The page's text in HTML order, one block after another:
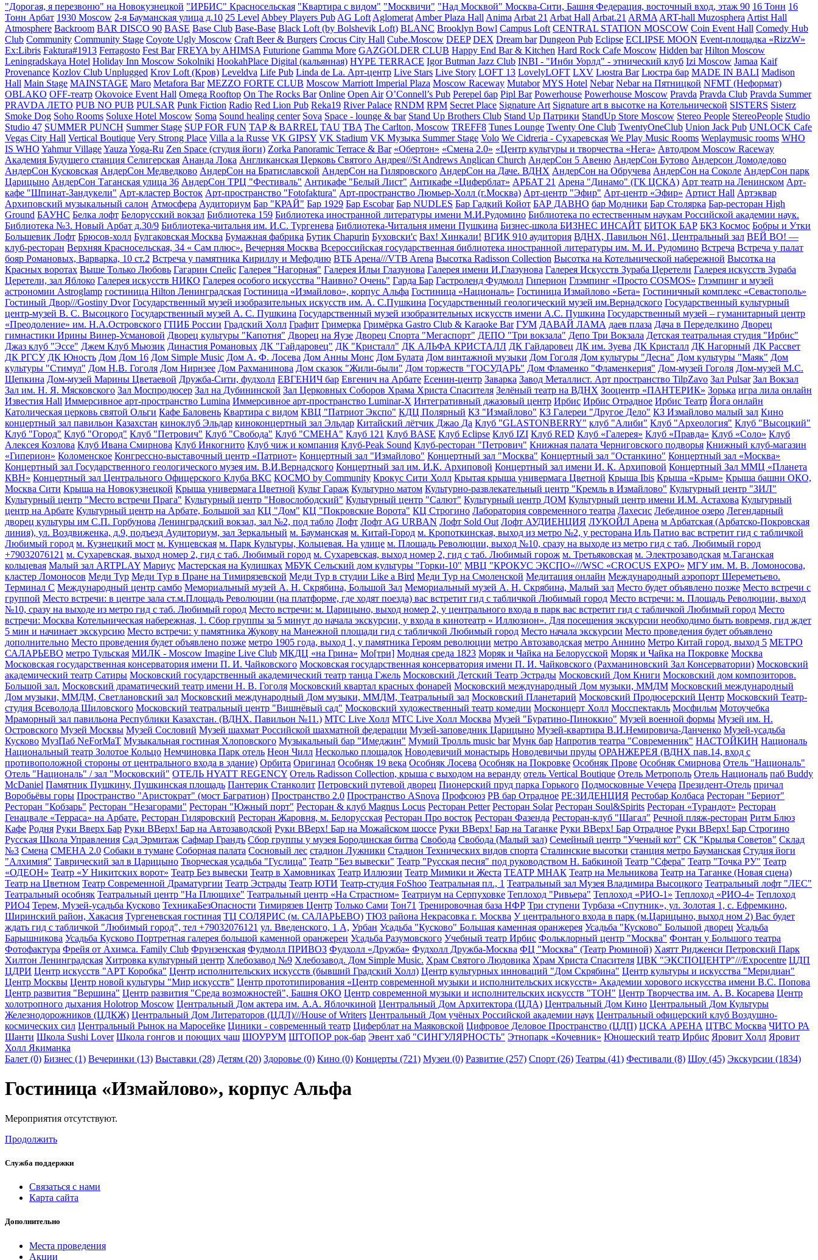
"Дорогая, я перезвоню" на Новокузнецкой "ИРБИС" Красносельская "Квартира с видом" "Москвичи" "Над Москвой" Москва-Сити, Башня Федерация, восточный вход, этаж 90 16 Тонн 16
Тонн Арбат 1930 Moscow 2-я Бауманская улица д.10 25 Level Abbey Players Pub AG Loft Aglomerat Amber Plaza Hall Anima Arbat 21 Arbat Hall Arbat.21 ARMA ART-hall Muzosphera Artist Hall
Atmosphere Backroom BAR DISCO 90 BASE Base Club Base-Base Black Loft (by Bolshevik Loft) BLANC Brooklyn Bowl Campus Loft CENTRAL STATION MOSCOW Coin Event Hall Comedy Hub
Club Community Community Stage Coyote Ugly Moscow Craft Beer & Burgers Crocus City Hall Cube.Moscow DEEP DEX Dream bar Dungeon Pub Eclipse ECLIPSE MOON Event-площадка «RizzW»
Ex:Libris Faktura#1913 Ferragosto Fest Bar FREYA by AHIMSA Futurione Gamma More GAZGOLDER CLUB Happy End Bar & Kitchen Hard Rock Cafe Moscow Hidden bar Hilton Moscow
Leningradskaya Hotel Holiday Inn Moscow Sokolniki HookahPlace Digital (кальянная) HYPE TERRACE Igor Butman Jazz Club INBI - "Инби Уорлд" - этнический клуб Izi Moscow Jamaa Kaif
Provenance Kozlov Club Unplugged Krov Loft (Кров) Leveldva Life Pub Linda de La. Арт-центр Live Stars Live Story LOFT 13 LovelyLOFT LXV Lюstra Bar Lюстра бар MADE IN BALI Madison
Hall Main Stage MAINSTAGE Maro Metafora Bar MEZZO FORTE CLUB Moscow Marriott Imperial Plaza Moscow Raceway Mutabor MYS Hotel Nebar Nebar на Пятницкой NFMT (Неформат)
OBLAKO OFF-театр Okovoice Event Hall Omega Rooftop On The Rocks Bar Online Open Air O’Connell’s Pub Perepel бар Pipl Bar Powerhouse Powerhouse Moscow Pravda Pravda Club Pravda Summer
PRAVDA ЛЕТО PUB NO PUB PULSAR Punk Fiction Radio Red Lion Pub Reka19 River Palace RNDM RPM Secret Place Signature Art Signature art в высотке на Котельнической SISTERS Sisterz
Smoke Dog Soho Rooms Soluxe Hotel Moscow Soma Sound healing center Sova Space - lounge & bar Stand Up Brothers Club Stand Up Патрики StandUp Store Moscow Stereo People StereoPeople Studio
Studio 47 SUMMER PUNCH Summer Stage SUP FOR FUN TAP & BARREL TAU TBA The Carlton, Moscow TREFF8 Tunes Lounge Twenty One Club TwentyOneClub Union Jack Pub UNLOCK Cafe
Vegas City Hall Vertical Boutique Very Strong Place Villa a la Russe VK GIPSY VK Stadium VK Музыка Summer Stage Volo We Cidreria - Сухаревская We Play Music Rooms Weplaymusic rooms WHO
IS WHO Yahmur VillageYauza Yoga-Ru Zen Space (студия йоги) Zorka Panoramic Terrace & Bar «Обертон» «Смена 2.0» «Центр культуры и творчества «Нега» Автодром Moscow Raceway
Академия Будущего станция Селигерская Ананда Лока Англиканская Церковь Святого Андрея///St Andrews Anglican Church АндерСон 5 Авеню АндерСон Бутово Андерсон Домодедово
АндерСон Кусковская АндерСон Медведково АндерСон на Братиславской АндерСон на Гиляровского АндерСон на Даче. ВДНХ АндерСон на Обручева АндерСон на Соколе АндерСон парк
Царицыно АндерСон Таганская улица 36 АндерСон ТРЦ "Фестиваль" Антикафе "Белый Лист" Антикафе «Циферблат» АРБАТ 21 Арена "Динамо" (ГК ЦСКА) Арт театр на Ленинском Арт-
кафе "Шпинат-Зандукели" Арт-кластер Восток Арт-пространство "Fotofaktura" Арт-пространство Люмьер-Холл (г.Москва) Арт-центр "Эфир" Арт-центр «Эфир» Артист Hall Артэквар
Архиповский музыкальный салон Атмосфера Аудиториум Бар "КРАЙ" Бар 1929 Бар Escobar Бар NUDLES Бар Гадкий Койот БАР ДАВНО бар Модники Бар Столярка Бар-ресторан High
Ground БАУНС Белка лофт Белорусский вокзал Библиотека 159 Библиотека иностранной литературы имени М.И.Рудомино Библиотека по естественным наукам Российской академии наук.
Библиотека №3. Новый Арбат д.30/9 Библиотека-читальня им. И.С. Тургенева Библиотека-Читальня имени Пушкина Бизнес-школа БИЗНЕС ИНСАЙТ БИТОК БАР БКЗ Космос Бобры и Утки
Большевик Лофт Брюсов-холл Булгаковская Москва Бумажная фабрика Бутик Chapurin Буховски'с Вах! Хинкали! ВГИК 910 аудитория ВДНХ, Павильон N61, Центральный зал ВЕЙ ВО! —
клуб-ресторан Верхняя Красносельская, 34 « Сам плюс». Вечерняя Москва Всероссийская государственная библиотека иностранной литературы им. М. И. Рудомино Встреча Встреча у палат
бояр Романовых, Варварка, 10 ст.2 Встреча у памятника Кириллу и Мефодию ВТБ Арена///VTB Arena Высотка Radisson Collection Высотка на Котельнической набережной Высотка на
Красных воротах Выше Только Любовь Гагарин Спейс Галерея "Нагорная" Галерея Ильи Глазунова Галерея имени И.Глазунова Галерея Искусств Зураба Церетели Галерея искусств Зураба
Церетели, зал Яблоко Галерея искусств НИКО Галерея особого искусства "Наивно? Очень" Гарда Бар Гастроленд Фудмолл Гиперион Глэмпинг «Просто COSMOS» Глэмпинг и музей
астрономии Astroglamp гостиница Hilton Ленинградская Гостиница «Измайлово», корпус Альфа Гостиница «Националь» Гостиница Измайлово «Бета» Гостиничный комплекс «Севастополь»
Гостиный Двор///Gostiny Dvor Государственный музей изобразительных искусств им. А. С.Пушкина Государственный геологический музей им.Вернадского Государственный культурный
центр-музей В. С. Высоцкого Государственный музей А. С. Пушкина Государственный музей изобразительных искусств имени А.С. Пушкина Государственный музей – гуманитарный центр
«Преодоление» им. Н.А.Островского ГПИБ России Градский Холл Графит Гримерка Гримёрка Gastro Club & Karaoke Bar ГУМ ДАВАЙ ЛАМА даев плаза Дача в Переделкино Дворец
гимнастики Ирины Винер-Усмановой Дворец культуры "Капотня" Дворец на Яузе Дворец Спорта "Мегаспорт" ДЕПО "Три вокзала" Депо Три Вокзала Детская театральная студия "Ирбис"
Джаз клуб "Эссе" Джем Клуб Мьюзик Династия Романовых ДК "Гайдаровец" ДК "Кристалл" ДК АЛЬФА КРИСТАЛЛ ДК Гайдаровец ДК им. Зуева ДК Кристалл ДК Нагорный ДК Рассвет
ДК РГСУ ДК Юность Дом Дом 16 Дом Simple Music Дом А. Ф. Лосева Дом Анны Монс Дом Булата Дом винтажной музыки Дом Гоголя Дом культуры "Десна" Дом культуры "Маяк" Дом
культуры "Стимул" Дом Н.В. Гоголя Дом Нирнзее Дом Рахманинова Дом сказок "Жили-были" Дом торжеств "ГОСУДАРЬ" Дом Фламенко "Фламенкерия" Дом-музей Гоголя Дом-музей М.С.
Щепкина Дом-музей Марины Цветаевой Дружба-Сити, фудхолл ЕВГЕНИЧ бар Евгенич на Арбате Есенин-центр Заварка Завод Металлист. Арт пространство TilpZavo Зал Pulsar Зал Вокзал
Зал им. Н. Я. Мясковского Зал Моспродюсер Зал на Дубининской Зал Церковных Соборов Храма Христа Спасителя Зелёный театр на ВДНХ Зооцентр «ПАНТЕРИК» Зорька игра лила онлайн
Известия Hall Иммерсивное арт-пространство Lumina Иммерсивное арт-пространство Luminar-X Интегративный джазовый центр Ирбис Ирбис Отрадное Ирбис Театр Йога онлайн
Католическая церковь святой Ольги Кафе Баловень Квартира с видом КВЦ "Патриот Экспо" КДЦ Полярный КЗ "Измайлово" КЗ Галереи "Другое Дело" КЗ Измайлово малый зал Кино
концертный зал павильон Казахстан киноклуб Эльдар киноконцертный зал Эльдар Китайский лётчик Джао Да Клуб "GLASTONBERRY" клуб "Алиби" Клуб "Археология" Клуб "Высоцкий"
Клуб "Город" Клуб "Огород" Клуб "Петрович" Клуб "Свобода" Клуб "СМЕНА" Клуб 121 Клуб BASE Клуб Eclipse Клуб IZI Клуб RED Клуб «Галерея» Клуб «Правда» Клуб «Соло» Клуб
Алексея Козлова Клуб Ивана Смирнова Клуб Инкогнито Клуб чиж и компания Клуб-Peak Sound Клуб-ресторан "Петрович" Книжная палата Черниговского подворья Книжный клуб-магазин
«Гиперион» Коломенское Конгрессно-выставочный центр «Патриот» Концертный зал "Измайлово" Концертный зал "Москва" Концертный зал "Останкино" Концертный зал «Москва»
Концертный зал Государственного геологического музея им. В.И.Вернадского Концертный зал им. И.К. Архиповой Концертный зал имени И. К. Архиповой Концертный Зал ММЦ «Планета
КВН» Концертный зал Центрального Офицерского Клуба ВКС КОСМО by Community Крокус Сити Холл Крытая крыша универмага Цветной Крыша Ibis Крыша «Крым» Крыша башни ОКО,
Москва Сити Крыша на Новокузнецкой Крыша универмага Цветной Культ Гараж Культурно матом Культурно-развлекательный центр "Кремль в Измайлово" Культурный центр "ЗИЛ"
Культурный центр "Место встречи Прага" Культурный центр "Новослободский" Культурный центр "Салют" Культурный центр ДОМ Культурный центр имени И.М. Астахова Культурный
центр на Арбате Культурный центр на Арбате, Большой зал КЦ "Дом" КЦ "Покровские Ворота" КЦ Строгино Лаборатория современного театра Лахесис Лебединое озеро Легендарный
дворец культуры им С.П. Горбунова Ленинградский вокзал, зал №2, под табло Лофт Лофт AG URBAN Лофт Sold Out Лофт АУДИЕНЦИЯ ЛУКОЙЛ Арена м Арбатская (Арбатско-Покровская
линия), ул. Воздвиженка, д.9, подъезд Аудиториум, зал Зеркальный м. Бауманская м. Китай-Город м. Кропоткинская, выход из метро №2, у ресторана Иль Патио вас встретит гид с табличкой
Любимый город м. Кузнецкий мост м. Кунцевская м. Парк Культуры, Кольцевая. На улице м. Площадь Революции, выход №10, сразу на выходе из метро гид с таб. Любимый город
+79032076121 м. Сухаревская, выход номер 2, гид с таб. Любимый город м. Сухаревская, выход номер 2, гид с таб. Любимый горож м. Третьяковская м. Электрозаводская м.Таганская
кольцевая Малый зал ARTPLAY Мариус Мастерская на Кулишках МБУК Сельский дом культуры "Горки-10" МВЦ "КРОКУС ЭКСПО«///WSC «CROCUS EXPO» МГУ им. М. В. Ломоносова,
кластер Ломоносов Меди Тур Меди Тур в Пране на Тимирязевской Меди Тур в студии Like a Bird Меди Тур на Смоленской Медитация онлайн Международный аэропорт Шереметьево.
Терминал С Международный центр самбо Мемориальный музей А. Н. Скрябина, Большой Зал Мемориальный музей А. Н. Скрябина, Малый зал Место будет объявлено позже Место встречи с
группой Место встречи: в центре зала ст.м.Площадь Революции (на платформе, где ходят поезда) вас встретит гид с табличкой Любимый город Место встречи: м. Площадь Революции, выход
№10, сразу на выходе из метро гид с таб. Любимый город Место встречи: м. Царицыно, выход номер 2, у центрального входа в парк вас встретит гид с табличкой Любимый город Место
встречи: Москва Котельническая набережная, 1. Сбор группы за 5 минут до начала экскурсии, у входа в кинотеатр « Иллюзион». Для посещения экскурсии необходимо быть вовремя, гид ждет
5 мин и начинает экскурсию Место встречи: у памятника Жукову на Манежной площади гид с табличкой Любимый город Место начала экскурсии Место проведения будет объявлено
дополнительно Место проведения будет объявлено позже метро 1905 года, выход 1, у памятника Героям революции метро Автозаводская метро Аннино Метро Китай город, выход 5 МЕТРО
САЛАРЬЕВО метро Тульская МИЛК - Moscow Imagine Live Club МКДЦ «на Грина» Мо[три] Модная среда 1823 Моряк и Чайка на Белорусской Моряк и Чайка на Покровке Москва
Московская государственная консерватория имени П. И. Чайковского Московская государственная консерватория имени П. И. Чайковского (Рахманиновский Зал Консерватории) Московский
академический театр Сатиры Московский государственный академический театр танца Гжель Московский Детский Театр Эстрады Московский Дом Книги Московский дом композиторов.
Большой зал. Московский драматический театр имени Н. В. Гоголя Московский квартал красных фонарей Московский международный Дом музыки, ММДМ Московский международный
Дом музыки, ММДМ, Светлановский зал Московский международный Дом музыки, ММДМ, Театральный зал Московский Планетарий Московский Продюсерский Центр Московский Театр-
студия Всеволода Шиловского Московский театральный центр "Вишнёвый сад" Московский художественный театр комедии Москонцерт Холл Мосспектакль Мосфильм Мотоучебка
Мраморный зал павильона Республики Казахстан. (ВДНХ. Павильон №11.) МТС Live Холл МТС Live Холл Москва Музей "Буратино-Пиноккио" Музей военной формы Музей им. Н.
Островского Музей Москвы Музей Сословий Музей шахмат Российской шахматной федерации Музей-заповедник Царицыно Музей-квартира В.И.Немировича-Данченко Музей-усадьба
Кусково МузПаб NeForMaT Музыкальная гостиная Хлоповского Музыкальный бар "Имеджин" Мумий Тролль music bar Мунк бар Напротив театра "Современник" НАСТОЙКИН Националь
Национальный театр Золотое Кольцо Немчиновка Парк отель Неон Чилл Несколько площадок Новодевичий монастырь Новодевичьи пруды ОРАНЖЕРЕЯ (ВДНХ пав.14, вход с
противоположной стороны от центрального входа в здание) Орбита Оригинал Особняк 19 века Особняк Лосева Особняк на Покровке Особняк Прове Особняк Смирнова Отель "Националь"
Отель "Националь" / зал "Московский" ОТЕЛЬ HYATT REGENCY Отель Radisson Сollection, крыша с выходом на веранду отель Vertical Boutique Отель Метрополь Отель Националь паб Buddy
McDaniel Памятник Пушкину, Пушкинская площадь Пантерик Станколит Петровский путевой дворец Пионерский пруд парка Горького Подмосковные Vечера Президент-Отель причал
Воробьёвы горы Пространство "Аристократ" (мост Багратион) Пространство 2.0 Пространство ASnova Профсоюз РВ бар Отрадное РЕ:ЗИДЕНЦИЯ Рестобар Колбаса Ресторан "Бериот"
Ресторан "Кобзарь" Ресторан "Незагорами" Ресторан "Южный порт" Ресторан & клуб Magnus Locus Ресторан Petter Ресторан Solar Ресторан Soul&Spirits Ресторан «Турандот» Ресторан
Генацвале «Терраса» на Арбате. Ресторан Гиляровский Ресторан Жаровня, м. Белорусская Ресторан Про восток Ресторан Фазенда Ресторан-клуб "Шагал" Речной пляж-ресторан Ритм Блюз
Кафе Родня Руки Вверх Бар Руки ВВерх! Бар на Автозаводской Руки ВВерх! Бар на Можайском шоссе Руки ВВерх! Бар на Таганке Руки ВВерх! Бар Отрадное Руки ВВерх! Бар Строгино
Русская Школа Управления Сад Эрмитаж Сафмар Грандъ Сбор группы у музея Бородинская битва Свобода Свобода (Малый зал) Семейный центр "Ученый кот" СК "Крылья Советов" Склад
№3 Смена СМЕНА 2.0 Собаки в тумане Соборная палата Сосновый лес стадион Лужники Стадион Технических видов спорта Сталинские высотки станция метро Бауманская Студия йоги
"Алхимия" Таврический зал в Царицыно Творческая усадьба "Гуслица" Театр "Без вывески" Театр "Русская песня" под руководством Н. Бабкиной Театр "Сфера" Театр "Точка РУ" Театр
«ОДЕОН» Театр «У Никитских ворот» Театр Без вывески Театр в Хамовниках Театр Иллюзии Театр Мимики и Жеста ТЕАТР МНАК Театр на Мельникова Театр на Таганке (Новая сцена)
Театр на Цветном Театр Современной Драматургии Театр Эстрады Театр ЮТИ Театр-студия FoShoo Театральная пл., 1 Театральный зал Музея Владимира Высоцкого Театральный лофт "ЛЕС"
Театральный особняк Театральный центр "На Плющихе" Театральный центр «На Страстном» Театриум на Серпуховке Теплоход "Ривьера" Теплоход «РИО-1» Теплоход «РИО-4» Теплоход
РИО4 Терем, Музей-усадьба Кусково ТехникаБезОпасности Тимирязев Центр Только Сами Тон71 Тренировочная база НФР Три ступени Турбаза «Спутник», ул. Золотая 1, с. Ефремкино,
Ширинский район, Хакасия Тургеневская гостиная ТЦ СОЛЯРИС (м. САЛАРЬЕВО) ТЮЗ района Некрасовка г. Москва У центрального входа в парк (м.Царицыно, выход ном 2) Вас будет
ждать гид с табличкой "Любимый город", тел +79032076121 ул. Введенского, 1 А, Урбан Усадьба "Кусково" Большая каменная оранжерея Усадьба "Кусково" Большой дворец Усадьба
Барышникова Усадьба Кусково Портретная галерея большой каменной оранжереи Усадьба Разумовского Учебный театр Ирбис Фольклорный центр "Москва" Фонтан у Большого театра
Фотофактура Фрейя от Ахимса. Family Club Фрунзенская Фудмолл ПРИВОЗ Фудхолл «Дружба» Фудхолл Дружба-Москва ФЦ "Москва" (Театр Рюминой) Хаятт Ридженси Петровский Парк
Хилтон Ленинградская Хитровка культурный центр Хлебозавод №9 Хлебозавод. Дом Simple Music. Храм Святого Людовика Храм Христа Спасителя ЦВК "ЭКСПОЦЕНТР"///Expocentre ЦДП
ЦДРИ Центр искусств "АРТ Коробка" Центр исполнительских искусств (бывший Градский Холл) Центр культурных инноваций "Дом Скрябина" Центр культуры и искусства "Меридиан"
Центр Москвы Центр новой культуры "Мир искусств" Центр прототипирования «Центр современной музыки и исполнительских искусств» Академии хорового искусства имени В.С. Попова
Центр развития "Вершина" Центр развития "Среда возможностей", Башня ОКО Центр современной музыки и исполнительских искусств "ТОН" Центр Творчества им. А. В. Косарева Центр
холотропного дыхания Holotrop Moscow Центральный Дом актера им. А.А. Яблочкиной Центральный Дом Архитектора (ЦДА) Центральный Дом Кино Центральный Дом Культуры
Железнодорожников (ЦДКЖ) Центральный Дом Литераторов (ЦДЛ)///House of Writers Центральный Дом учёных Российской академии наук Центральный офицерский клуб Воздушно-
космических сил Центральный Рынок на Маросейке Циники - современный театр Циферблат на Маяковской Цифровое Деловое Пространство (ЦДП) ЦСКА АРЕНА ЦТВС Москва ЧИТО РА
Шанти Школа Sushi Lover Школа гонгов и поющих чаш ШОУРУМ ШТОПОР рок-бар Эвент хаб "СИНГУЛЯРНОСТЬ" Этнопарк «Кочевник» Юношеский театр Ирбис Яровит Холл Яровит
Холл Якиманка
Балет (0) Бизнес (1) Вечеринки (13) Выставки (28) Детям (20) Здоровье (0) Кино (0) Концерты (721) Музеи (0) Развитие (257) Спорт (26) Театры (41) Фестивали (8) Шоу (45) Экскурсии (1834)
Гостиница «Измайлово», корпус Альфа
Мероприятия отсутствуют.
Продолжить
Служба поддержки
Связаться с нами
Карта сайта
Дополнительно
Места проведения
Акции